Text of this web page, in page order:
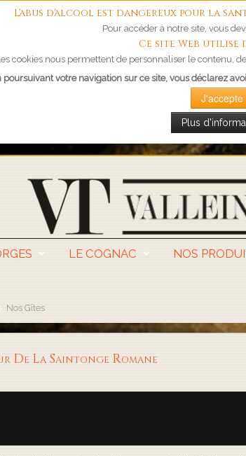
L'abus d'alcool est dangereux pour la
Pour accéder à notre site, vous
Ce site Web utilise
cookies nous permettent de personnaliser le contenu,
poursuivant votre navigation sur ce site, vous déclarez
J'accepte
Plus
LE COGNAC NOS
Nos Gîtes
De La Saintonge Romane